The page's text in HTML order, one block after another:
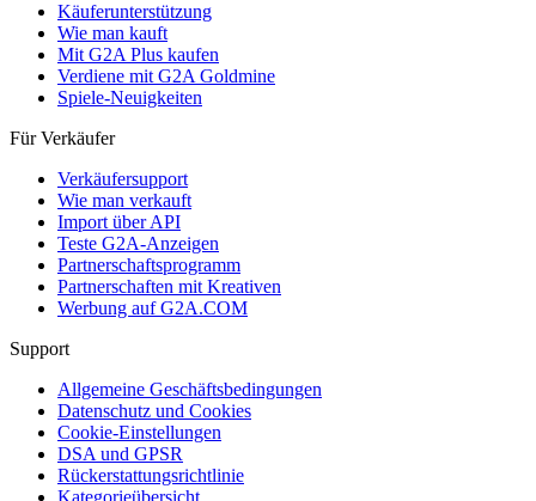
Käuferunterstützung
Wie man kauft
Mit G2A Plus kaufen
Verdiene mit G2A Goldmine
Spiele-Neuigkeiten
Für Verkäufer
Verkäufersupport
Wie man verkauft
Import über API
Teste G2A-Anzeigen
Partnerschaftsprogramm
Partnerschaften mit Kreativen
Werbung auf G2A.COM
Support
Allgemeine Geschäftsbedingungen
Datenschutz und Cookies
Cookie-Einstellungen
DSA und GPSR
Rückerstattungsrichtlinie
Kategorieübersicht